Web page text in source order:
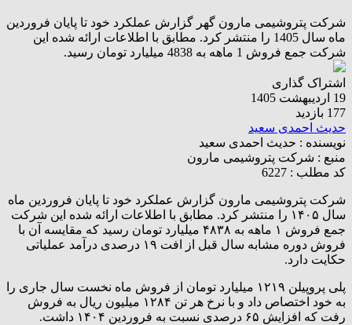
شرکت پتروشیمی مارون گهر گزارش عملکرد خود تا پایان فروردین
ماه سال 1405 را منتشر کرد. مطابق با اطلاعات ارائه شده این
شرکت جمع فروش 1 ماهه به 4838 میلیارد تومان رسید.
اشتراک گذاری
19 اردیبهشت 1405
177 بازدید
حدیث احمدی سعید
نویسنده : حدیث احمدی سعید
منبع : شرکت پتروشیمی مارون
کد مطلب : 6227
شرکت پتروشیمی مارون گزارش عملکرد خود تا پایان فروردین ماه
سال ۱۴۰۵ را منتشر کرد. مطابق با اطلاعات ارائه شده این شرکت
جمع فروش ۱ ماهه به ۴۸۳۸ میلیارد تومان رسید که مقایسه آن با
فروش دوره مشابه سال قبل از افت ۱۹ درصدی درآمد عملیاتی
حکایت دارد.
پلی پروپیلن ۱۲۱۹ میلیارد تومان از فروش ماه نخست سال جاری را
به خود اختصاص داد و با نرخ هر تن ۱۲۸۴ میلیون ریال به فروش
رفت که افزایش ۶۵ درصدی نسبت به فروردین ۱۴۰۴ داشت.